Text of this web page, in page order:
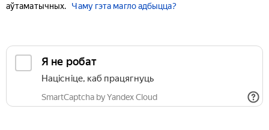
аўтаматычных.
Чаму гэта магло адбыцца?
Я не робат
Націсніце, каб працягнуць
SmartCaptcha by Yandex Cloud